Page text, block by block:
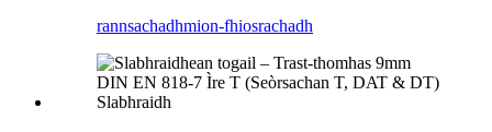
rannsachadhmion-fhiosrachadh